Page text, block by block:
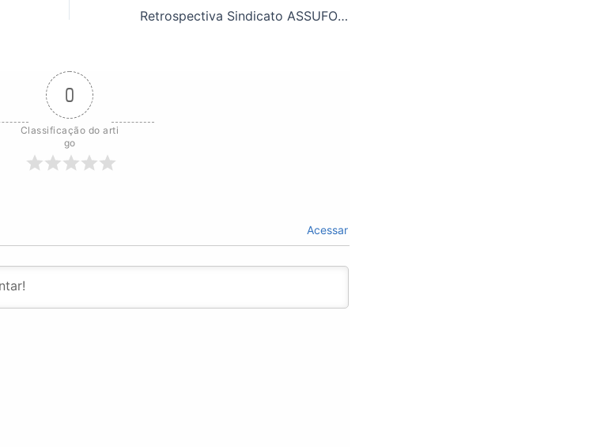
Retrospectiva Sindicato ASSUFOP – Diretoria Gestão 2017-2019
0
Classificação do arti
go
Acessar